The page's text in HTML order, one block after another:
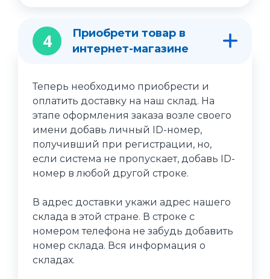
4
Приобрети товар в
интернет-магазине
Теперь необходимо приобрести и
оплатить доставку на наш склад. На
этапе оформления заказа возле своего
имени добавь личный ID-номер,
получивший при регистрации, но,
если система не пропускает, добавь ID-
номер в любой другой строке.
В адрес доставки укажи адрес нашего
склада в этой стране. В строке с
номером телефона не забудь добавить
номер склада. Вся информация о
складах.